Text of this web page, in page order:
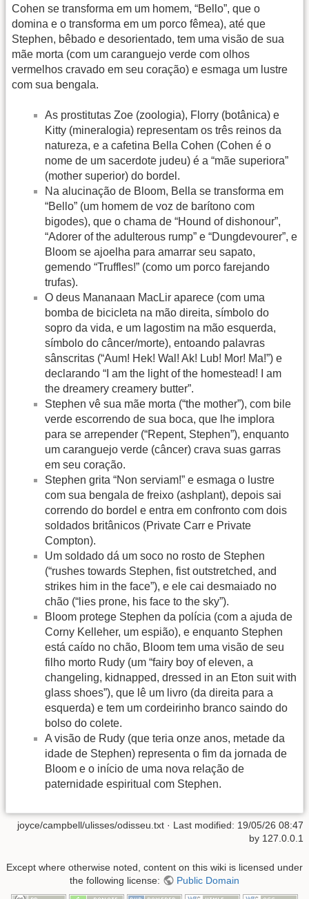
Cohen se transforma em um homem, “Bello”, que o
domina e o transforma em um porco fêmea), até que
Stephen, bêbado e desorientado, tem uma visão de sua
mãe morta (com um caranguejo verde com olhos
vermelhos cravado em seu coração) e esmaga um lustre
com sua bengala.
As prostitutas Zoe (zoologia), Florry (botânica) e
Kitty (mineralogia) representam os três reinos da
natureza, e a cafetina Bella Cohen (Cohen é o
nome de um sacerdote judeu) é a “mãe superiora”
(mother superior) do bordel.
Na alucinação de Bloom, Bella se transforma em
“Bello” (um homem de voz de barítono com
bigodes), que o chama de “Hound of dishonour”,
“Adorer of the adulterous rump” e “Dungdevourer”, e
Bloom se ajoelha para amarrar seu sapato,
gemendo “Truffles!” (como um porco farejando
trufas).
O deus Mananaan MacLir aparece (com uma
bomba de bicicleta na mão direita, símbolo do
sopro da vida, e um lagostim na mão esquerda,
símbolo do câncer/morte), entoando palavras
sânscritas (“Aum! Hek! Wal! Ak! Lub! Mor! Ma!”) e
declarando “I am the light of the homestead! I am
the dreamery creamery butter”.
Stephen vê sua mãe morta (“the mother”), com bile
verde escorrendo de sua boca, que lhe implora
para se arrepender (“Repent, Stephen”), enquanto
um caranguejo verde (câncer) crava suas garras
em seu coração.
Stephen grita “Non serviam!” e esmaga o lustre
com sua bengala de freixo (ashplant), depois sai
correndo do bordel e entra em confronto com dois
soldados britânicos (Private Carr e Private
Compton).
Um soldado dá um soco no rosto de Stephen
(“rushes towards Stephen, fist outstretched, and
strikes him in the face”), e ele cai desmaiado no
chão (“lies prone, his face to the sky”).
Bloom protege Stephen da polícia (com a ajuda de
Corny Kelleher, um espião), e enquanto Stephen
está caído no chão, Bloom tem uma visão de seu
filho morto Rudy (um “fairy boy of eleven, a
changeling, kidnapped, dressed in an Eton suit with
glass shoes”), que lê um livro (da direita para a
esquerda) e tem um cordeirinho branco saindo do
bolso do colete.
A visão de Rudy (que teria onze anos, metade da
idade de Stephen) representa o fim da jornada de
Bloom e o início de uma nova relação de
paternidade espiritual com Stephen.
joyce/campbell/ulisses/odisseu.txt · Last modified: 19/05/26 08:47
by 127.0.0.1
Except where otherwise noted, content on this wiki is licensed under
the following license:
Public Domain